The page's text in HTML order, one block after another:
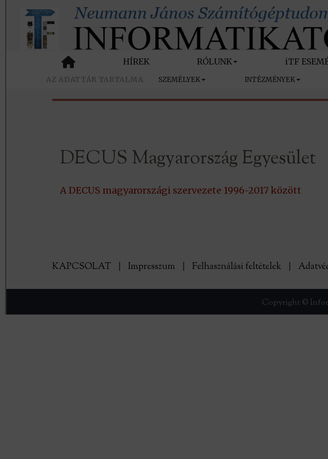
HÍREK RÓLUNK iTF
SZEMÉLYEK INTÉZMÉNYEK
DECUS Magyarország Egyesület
A DECUS magyarországi szervezete 1996-2017 között
KAPCSOLAT Impresszum Felhasználási feltételek
Copyright ©